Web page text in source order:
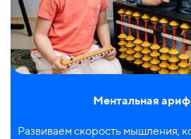
Ментальная
Развиваем скорость мышления,